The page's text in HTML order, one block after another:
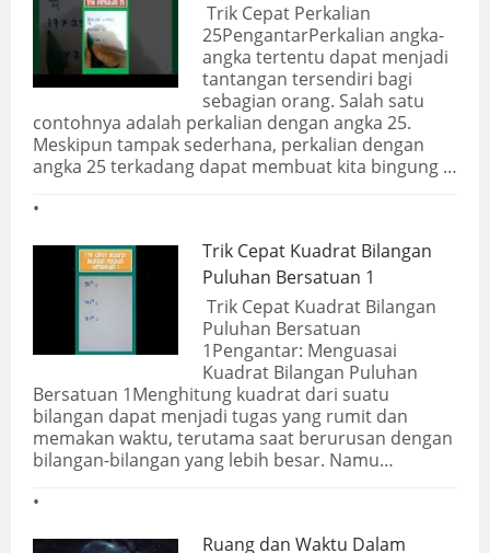
Trik Cepat Perkalian
25PengantarPerkalian angka-
angka tertentu dapat menjadi
tantangan tersendiri bagi
sebagian orang. Salah satu
contohnya adalah perkalian dengan angka 25.
Meskipun tampak sederhana, perkalian dengan
angka 25 terkadang dapat membuat kita bingung …
Trik Cepat Kuadrat Bilangan
Puluhan Bersatuan 1
Trik Cepat Kuadrat Bilangan
Puluhan Bersatuan
1Pengantar: Menguasai
Kuadrat Bilangan Puluhan
Bersatuan 1Menghitung kuadrat dari suatu
bilangan dapat menjadi tugas yang rumit dan
memakan waktu, terutama saat berurusan dengan
bilangan-bilangan yang lebih besar. Namu…
Ruang dan Waktu Dalam